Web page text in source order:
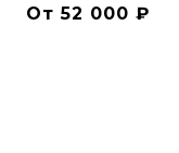
От 52 000 ₽